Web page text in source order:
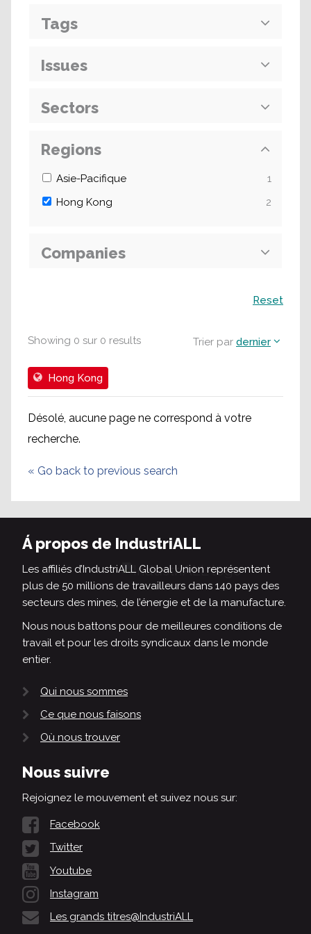
Showing 0 sur 0 results Trier par dernier
Hong Kong
Désolé, aucune page ne correspond à votre
recherche.
« Go back to previous search
Tags
Issues
Sectors
Regions
Asie-Pacifique
1
Hong Kong
2
Companies
Reset
Á propos de IndustriALL
Les affiliés d’IndustriALL Global Union représentent
plus de 50 millions de travailleurs dans 140 pays des
secteurs des mines, de l’énergie et de la manufacture.
Nous nous battons pour de meilleures conditions de
travail et pour les droits syndicaux dans le monde
entier.
Qui nous sommes
Ce que nous faisons
Où nous trouver
Nous suivre
Rejoignez le mouvement et suivez nous sur:
Facebook
Twitter
Youtube
Instagram
Les grands titres@IndustriALL